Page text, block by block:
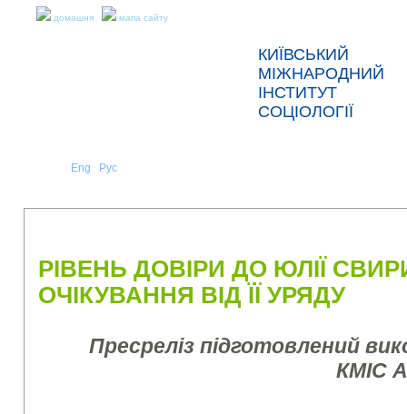
домашня мапа сайту
КИЇВСЬКИЙ
МІЖНАРОДНИЙ
ІНСТИТУТ
СОЦІОЛОГІЇ
Eng Рус
РІВЕНЬ ДОВІРИ ДО ЮЛІЇ
ОЧІКУВАННЯ ВІД ЇЇ УРЯДУ
Пресреліз підготовлений
КМІС